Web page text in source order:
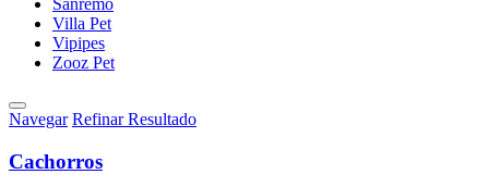
Sanremo
Villa Pet
Vipipes
Zooz Pet
Navegar Refinar Resultado
Cachorros